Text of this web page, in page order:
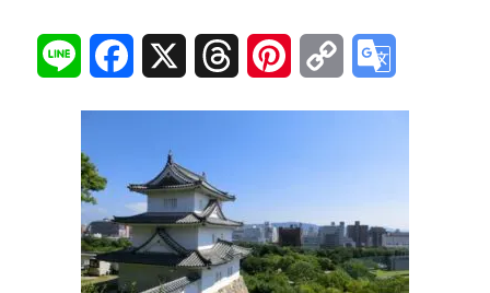
e
e
b
o
a
d
e
r
L
i
l
e